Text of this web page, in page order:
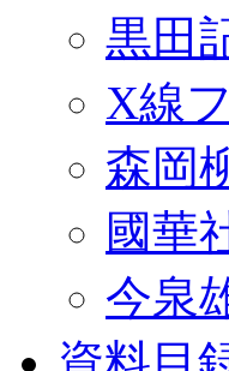
黒田
X線
森岡
國華
今泉